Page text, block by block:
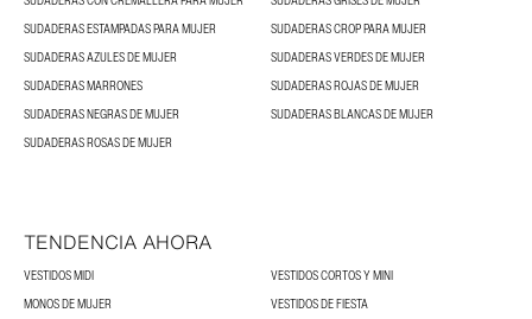
SUDADERAS ESTAMPADAS PARA MUJER
SUDADERAS CROP PARA MUJER
SUDADERAS AZULES DE MUJER
SUDADERAS VERDES DE MUJER
SUDADERAS MARRONES
SUDADERAS ROJAS DE MUJER
SUDADERAS NEGRAS DE MUJER
SUDADERAS BLANCAS DE MUJER
SUDADERAS ROSAS DE MUJER
TENDENCIA AHORA
VESTIDOS MIDI
VESTIDOS CORTOS Y MINI
MONOS DE MUJER
VESTIDOS DE FIESTA